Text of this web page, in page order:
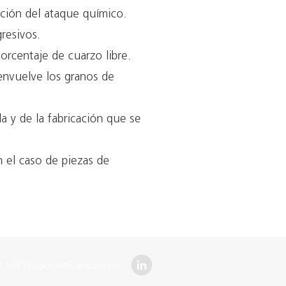
del ataque químico.
de cuarzo libre.
los granos de
y de la fabricación que se
caso de piezas de